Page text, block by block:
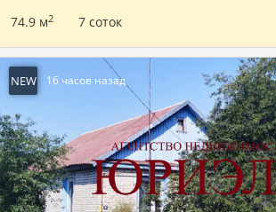
74.9 м2 7 соток
NEW 16 часов назад